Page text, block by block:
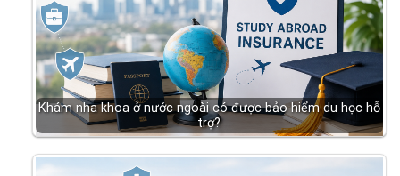
Khám nha khoa ở nước ngoài có được bảo hiểm du học hỗ
trợ?